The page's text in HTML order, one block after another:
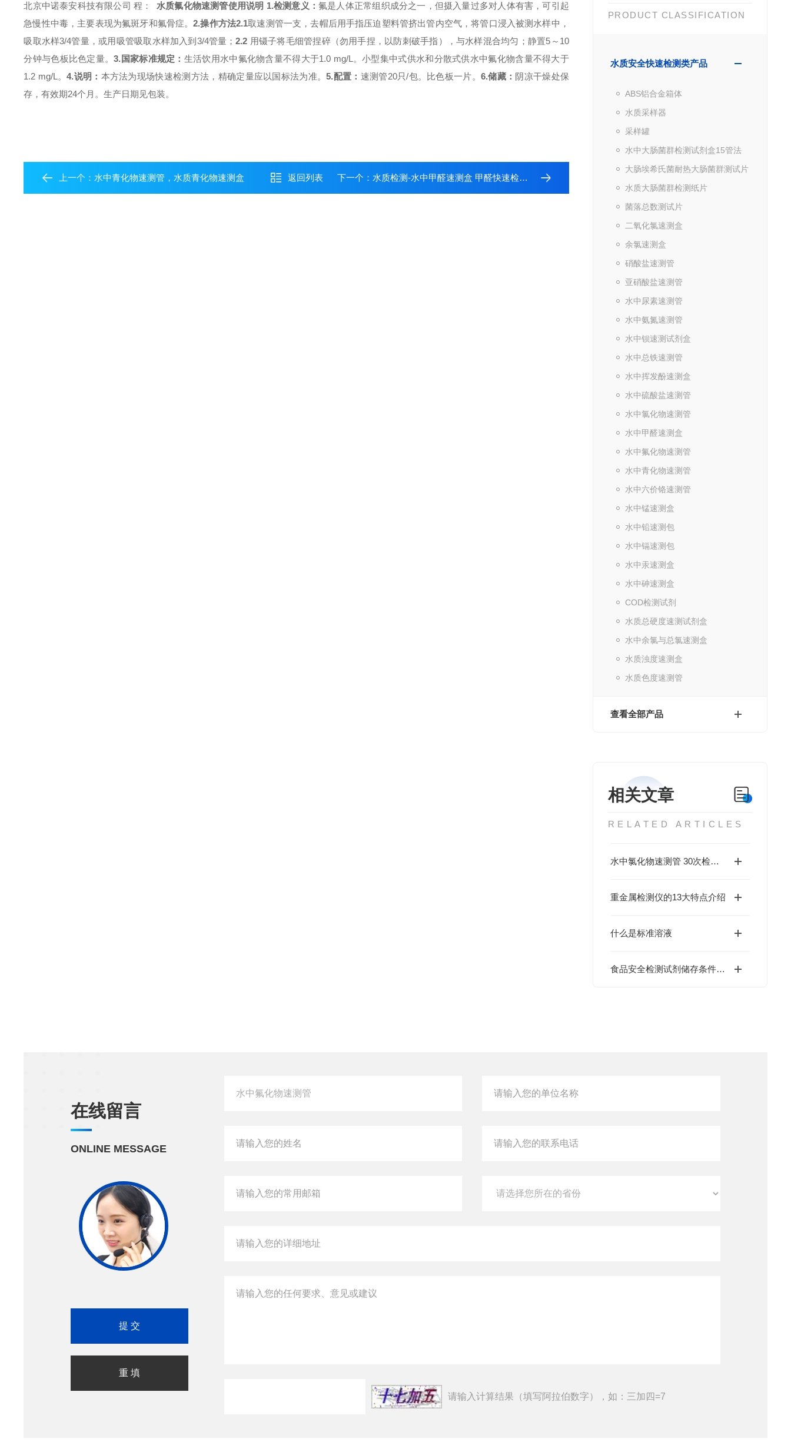
PRODUCT CLASSIFICATION
水质安全快速检测类产品
ABS铝合金箱体
水质采样器
采样罐
水中大肠菌群检测试剂盒15管法
大肠埃希氏菌耐热大肠菌群测试片
水质大肠菌群检测纸片
菌落总数测试片
二氧化氯速测盒
余氯速测盒
硝酸盐速测管
亚硝酸盐速测管
水中尿素速测管
水中氨氮速测管
水中钡速测试剂盒
水中总铁速测管
水中挥发酚速测盒
水中硫酸盐速测管
水中氯化物速测管
水中甲醛速测盒
水中氟化物速测管
水中青化物速测管
水中六价铬速测管
水中锰速测盒
水中铅速测包
水中镉速测包
水中汞速测盒
水中砷速测盒
COD检测试剂
水质总硬度速测试剂盒
水中余氯与总氯速测盒
水质浊度速测盒
水质色度速测管
查看全部产品
相关文章
RELATED ARTICLES
水中氯化物速测管 30次检测用量
重金属检测仪的13大特点介绍
什么是标准溶液
食品安全检测试剂储存条件，正确存放延长使用寿命
北京中诺泰安科技有限公司程： 水质氟化物速测管使用说明 1.检测意义：氟是人体正常组织成分之一，但摄入量过多对人体有害，可引起
急慢性中毒，主要表现为氟斑牙和氟骨症。2.操作方法2.1取速测管一支，去帽后用手指压迫塑料管挤出管内空气，将管口浸入被测水样中，
吸取水样3/4管量，或用吸管吸取水样加入到3/4管量；2.2 用镊子将毛细管捏碎（勿用手捏，以防刺破手指），与水样混合均匀；静置5～10
分钟与色板比色定量。3. 国家标准规定： 生活饮用水中氟化物含量不得大于1.0 mg/L。小型集中式供水和分散式供水中氟化物含量不得大于
1.2 mg/L。4.说明： 本方法为现场快速检测方法，精确定量应以国标法为准。5.配置： 速测管20只/包。比色板一片。6.储藏： 阴凉干燥处保
存，有效期24个月。生产日期见包装。
上一个： 水中青化物速测管，水质青化物速测盒 返回列表 下一个： 水质检测-水中甲醛速测盒 甲醛快速检测试剂盒
在线留言
ONLINE MESSAGE
请输入计算结果（填写阿拉伯数字），如：三加四=7